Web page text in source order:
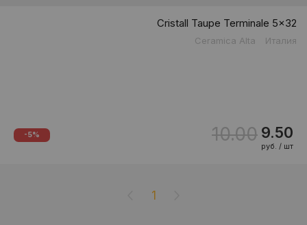
Cristall Taupe Terminale 5x32
Ceramica Alta Италия
-5% 10.00 9.50
руб. / шт
1